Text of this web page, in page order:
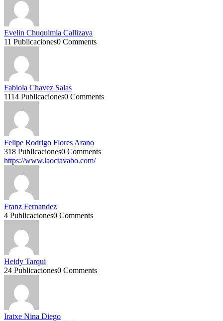
Evelin Chuquimia Callizaya
11 Publicaciones0 Comments
Fabiola Chavez Salas
1114 Publicaciones0 Comments
Felipe Rodrigo Flores Arano
318 Publicaciones0 Comments
https://www.laoctavabo.com/
Franz Fernandez
4 Publicaciones0 Comments
Heidy Tarqui
24 Publicaciones0 Comments
Iratxe Nina Diego